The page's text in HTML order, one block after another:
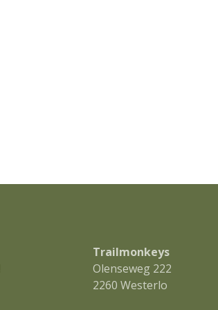
Trailmonkeys
Olenseweg 222
2260 Westerlo